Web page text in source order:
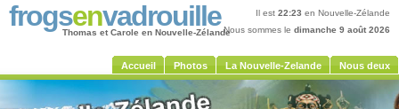
frogsenvadrouille
Thomas et Carole en Nouvelle-Zélande
Il est 22:23 en Nouvelle-Zélande
Nous sommes le dimanche 9 août 2026
Accueil Photos La Nouvelle-Zelande Nous deux